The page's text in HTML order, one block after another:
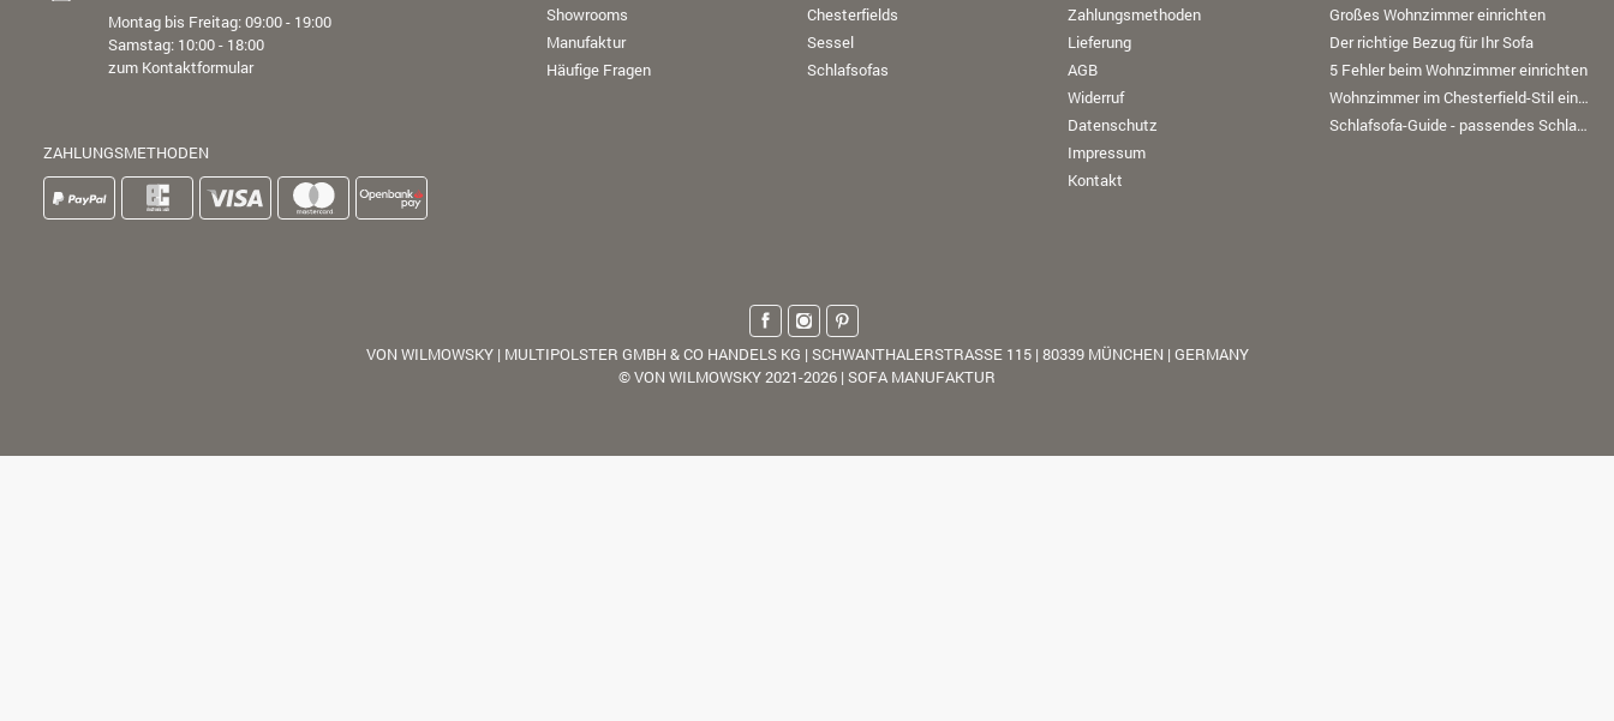
Montag bis Freitag: 09:00 - 19:00
Samstag: 10:00 - 18:00
zum Kontaktformular
ZAHLUNGSMETHODEN
Showrooms
Manufaktur
Häufige Fragen
Chesterfields
Sessel
Schlafsofas
Zahlungsmethoden
Lieferung
AGB
Widerruf
Datenschutz
Impressum
Kontakt
Großes Wohnzimmer einrichten
Der richtige Bezug für Ihr Sofa
5 Fehler beim Wohnzimmer einrichten
Wohnzimmer im Chesterfield-Stil einrichten
Schlafsofa-Guide - passendes Schlafsofa finden
VON WILMOWSKY | MULTIPOLSTER GMBH & CO HANDELS KG | SCHWANTHALERSTRASSE 115 | 80339 MÜNCHEN | GERMANY
© VON WILMOWSKY 2021-2026 | SOFA MANUFAKTUR